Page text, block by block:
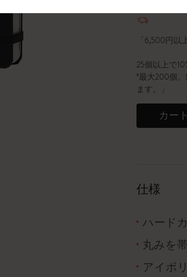
フプランナー・コレクション
デミック・プランナー
にインスパイアされたコレクショ
数量が1に
「6,500円以
25個以上で
*最大200個
ます。」
カー
仕様
ハード
丸みを
アイボ